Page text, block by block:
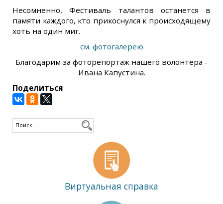
Несомненно, Фестиваль талантов останется в
памяти каждого, кто прикоснулся к происходящему
хоть на один миг.
см. фотогалерею
Благодарим за фоторепортаж нашего волонтера -
Ивана Капустина.
Поделиться
Виртуальная справка